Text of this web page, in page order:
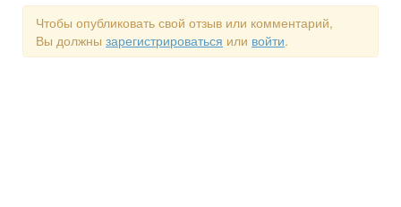
Чтобы опубликовать свой отзыв или комментарий,
Вы должны зарегистрироваться или войти.